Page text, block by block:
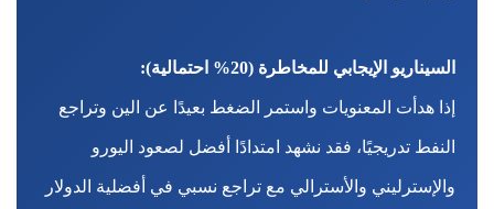
السيناريو الإيجابي للمخاطرة (20% احتمالية):
إذا هدأت المعنويات واستمر الضغط بعيدًا عن الين وتراجع
النفط تدريجيًا، فقد نشهد امتدادًا أفضل لصعود اليورو
والإسترليني والأسترالي مع تراجع نسبي في أفضلية الدولار